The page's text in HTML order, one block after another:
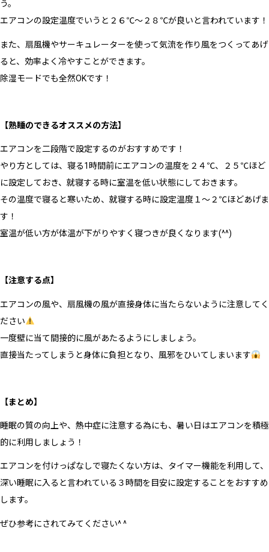
う。
エアコンの設定温度でいうと２６℃〜２８℃が良いと言われています！
また、扇風機やサーキュレーターを使って気流を作り風をつくってあげ
ると、効率よく冷やすことができます。
除湿モードでも全然OKです！
【熟睡のできるオススメの方法】
エアコンを二段階で設定するのがおすすめです！
やり方としては、寝る1時間前にエアコンの温度を２４℃、２５℃ほど
に設定しておき、就寝する時に室温を低い状態にしておきます。
その温度で寝ると寒いため、就寝する時に設定温度１〜２℃ほどあげま
す！
室温が低い方が体温が下がりやすく寝つきが良くなります(^^)
【注意する点】
エアコンの風や、扇風機の風が直接身体に当たらないように注意してく
ださい
一度壁に当て間接的に風があたるようにしましょう。
直接当たってしまうと身体に負担となり、風邪をひいてしまいます
【まとめ】
睡眠の質の向上や、熱中症に注意する為にも、暑い日はエアコンを積極
的に利用しましょう！
エアコンを付けっぱなしで寝たくない方は、タイマー機能を利用して、
深い睡眠に入ると言われている３時間を目安に設定することをおすすめ
します。
ぜひ参考にされてみてください^ ^